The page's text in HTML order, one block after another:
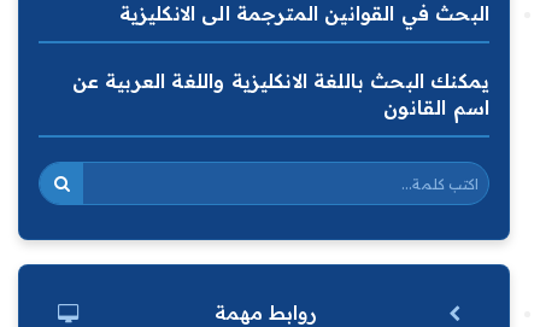
البحث في القوانين المترجمة الى الانكليزية
يمكنك البحث باللغة الانكليزية واللغة العربية عن
اسم القانون
روابط مهمة